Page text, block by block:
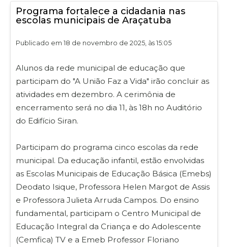
Programa fortalece a cidadania nas
escolas municipais de Araçatuba
Publicado em 18 de novembro de 2025, às 15:05
Alunos da rede municipal de educação que
participam do "A União Faz a Vida" irão concluir as
atividades em dezembro. A cerimônia de
encerramento será no dia 11, às 18h no Auditório
do Edifício Siran.
Participam do programa cinco escolas da rede
municipal. Da educação infantil, estão envolvidas
as Escolas Municipais de Educação Básica (Emebs)
Deodato Isique, Professora Helen Margot de Assis
e Professora Julieta Arruda Campos. Do ensino
fundamental, participam o Centro Municipal de
Educação Integral da Criança e do Adolescente
(Cemfica) TV e a Emeb Professor Floriano